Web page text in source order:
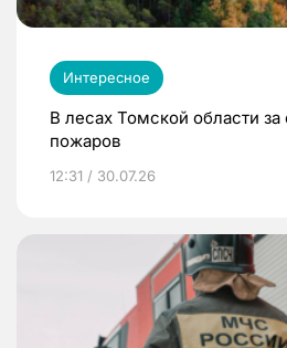
Интересное
В лесах Томской области за
пожаров
12:31 / 30.07.26